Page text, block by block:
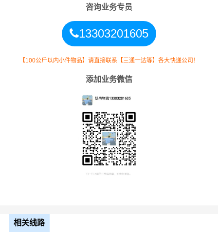
635公里
7.5元
635公里
10.5元 635公里
整车运输价格计算方式通常是按单价×公里，
以上报价为市场透明价，仅供参考，不作为
根据货物类型选择合适车型
咨询业务专员
13303201605
【100公斤以内小件物品】请直接联系【三通一达等】各大快递公司！
添加业务微信
相关线路